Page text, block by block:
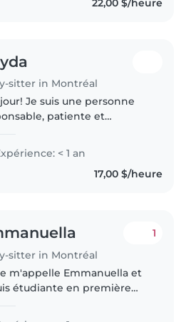
sitter in Montréal
Je suis une personne
patiente et
avec les enfants et veiller
bien-être dans un
sécuritaire et
< 1 an
17,00 $/heure
sitter in Montréal
1
m'appelle Emmanuella et
étudiante en première
une personne vraiment très